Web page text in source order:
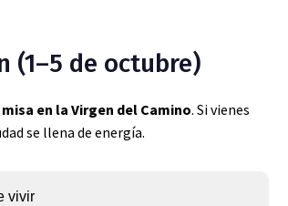
(1–5 de octubre)
misa en la Virgen del Camino. Si vienes
se llena de energía.
vivir